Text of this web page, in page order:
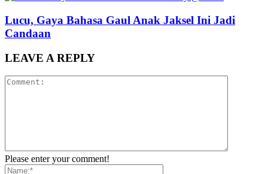
Lucu, Gaya Bahasa Gaul Anak Jaksel Ini Jadi
Candaan
LEAVE A REPLY
Please enter your comment!